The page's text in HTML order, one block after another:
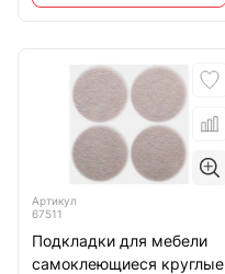
Артикул
67511
Подкладки для мебели
самоклеющиеся круглые